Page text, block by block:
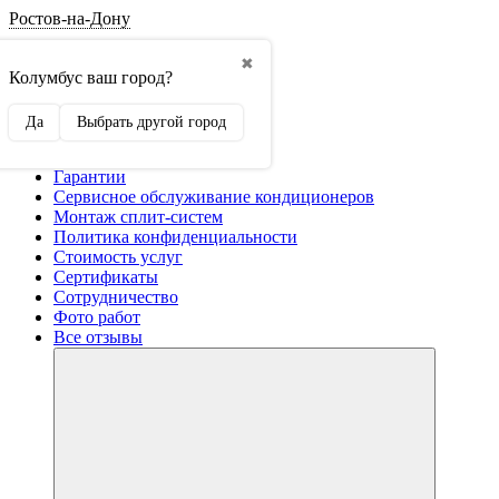
Ростов-на-Дону
✖
Колумбус ваш город?
Да Выбрать другой город
Контакты
Способы оплаты
Доставка
Гарантии
Сервисное обслуживание кондиционеров
Монтаж сплит-систем
Политика конфиденциальности
Стоимость услуг
Сертификаты
Сотрудничество
Фото работ
Все отзывы